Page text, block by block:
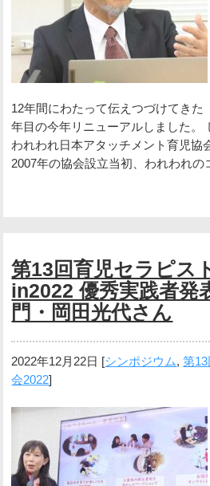
12年間にわたって伝えつづけてきた
年目の今年リニューアルしました。
われわれ日本アタッチメント育児協
2007年の協会設立当初、われわれの
第13回育児セラピス
in2022 優秀実践者発
門・岡田光代さん
2022年12月22日 [シンポジウム,第
会2022]